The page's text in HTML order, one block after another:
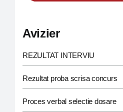
Avizier
REZULTAT INTERVIU
Rezultat proba scrisa concurs
Proces verbal selectie dosare